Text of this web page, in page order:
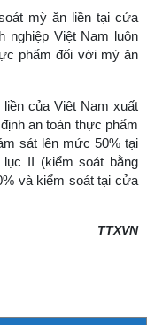
mỳ ăn liền tại cửa
nghiệp Việt Nam luôn
phẩm đối với mỳ ăn
của Việt Nam xuất
an toàn thực phẩm
sát lên mức 50% tại
II (kiểm soát bằng
và kiểm soát tại cửa
TTXVN